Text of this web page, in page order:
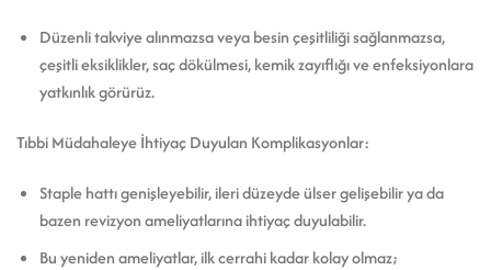
Düzenli takviye alınmazsa veya besin çeşitliliği sağlanmazsa,
çeşitli eksiklikler, saç dökülmesi, kemik zayıflığı ve enfeksiyonlara
yatkınlık görürüz.
Tıbbi Müdahaleye İhtiyaç Duyulan Komplikasyonlar:
Staple hattı genişleyebilir, ileri düzeyde ülser gelişebilir ya da
bazen revizyon ameliyatlarına ihtiyaç duyulabilir.
Bu yeniden ameliyatlar, ilk cerrahi kadar kolay olmaz;